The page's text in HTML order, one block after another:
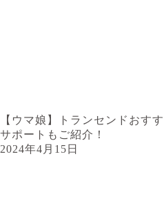
【ウマ娘】トランセンドおす
サポートもご紹介！
2024年4月15日